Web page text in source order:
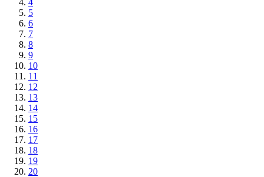
5
6
7
8
9
10
11
12
13
14
15
16
17
18
19
20